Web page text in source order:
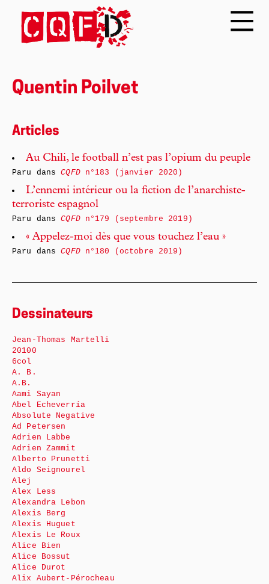
Quentin Poilvet
Articles
Au Chili, le football n’est pas l’opium du peuple
Paru dansCQFDn°183 (janvier 2020)
L’ennemi intérieur ou la fiction de l’anarchiste-
terroriste espagnol
Paru dansCQFDn°179 (septembre 2019)
« Appelez-moi dès que vous touchez l’eau »
Paru dansCQFDn°180 (octobre 2019)
Dessinateurs
Jean-Thomas Martelli
20100
6col
A. B.
A.B.
Aami Sayan
Abel Echeverría
Absolute Negative
Ad Petersen
Adrien Labbe
Adrien Zammit
Alberto Prunetti
Aldo Seignourel
Alej
Alex Less
Alexandra Lebon
Alexis Berg
Alexis Huguet
Alexis Le Roux
Alice Bien
Alice Bossut
Alice Durot
Alix Aubert-Pérocheau